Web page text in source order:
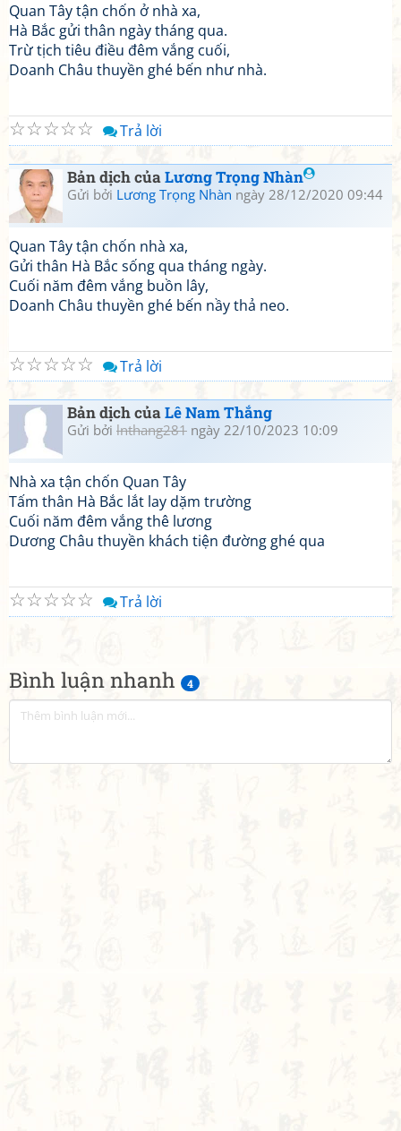
Bình luận nhanh 4
Quan Tây tận chốn ở nhà xa,
Hà Bắc gửi thân ngày tháng qua.
Trừ tịch tiêu điều đêm vắng cuối,
Doanh Châu thuyền ghé bến như nhà.
☆
☆
☆
☆
☆ Trả lời
Bản dịch củaLương Trọng Nhàn
Gửi bởi Lương Trọng Nhàn ngày 28/12/2020 09:44
Quan Tây tận chốn nhà xa,
Gửi thân Hà Bắc sống qua tháng ngày.
Cuối năm đêm vắng buồn lây,
Doanh Châu thuyền ghé bến nầy thả neo.
☆
☆
☆
☆
☆ Trả lời
Bản dịch củaLê Nam Thắng
Gửi bởi lnthang281 ngày 22/10/2023 10:09
Nhà xa tận chốn Quan Tây
Tấm thân Hà Bắc lắt lay dặm trường
Cuối năm đêm vắng thê lương
Dương Châu thuyền khách tiện đường ghé qua
☆
☆
☆
☆
☆ Trả lời